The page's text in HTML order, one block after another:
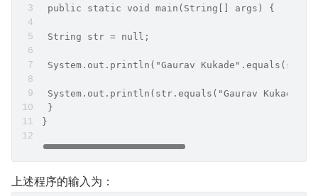
public static void main(String[] args) {
String str = null;
System.out.println("Gaurav
System.out.println(str.equals("Gaurav
}
}
上述程序的输入为：